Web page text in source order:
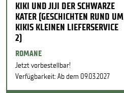
KIKI UND JIJI DER SCHWARZE
KATER (GESCHICHTEN RUND UM
KIKIS KLEINEN LIEFERSERVICE
2)
ROMANE
Jetzt vorbestellbar!
Verfügbarkeit: Ab dem 09.03.2027